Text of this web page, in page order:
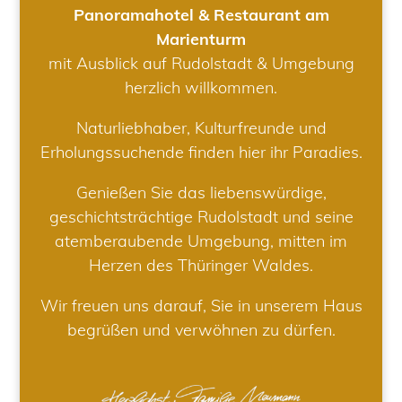
Panoramahotel & Restaurant am
Marienturm
mit Ausblick auf Rudolstadt & Umgebung
herzlich willkommen.
Naturliebhaber, Kulturfreunde und
Erholungssuchende finden hier ihr Paradies.
Genießen Sie das liebenswürdige,
geschichtsträchtige Rudolstadt und seine
atemberaubende Umgebung, mitten im
Herzen des Thüringer Waldes.
Wir freuen uns darauf, Sie in unserem Haus
begrüßen und verwöhnen zu dürfen.